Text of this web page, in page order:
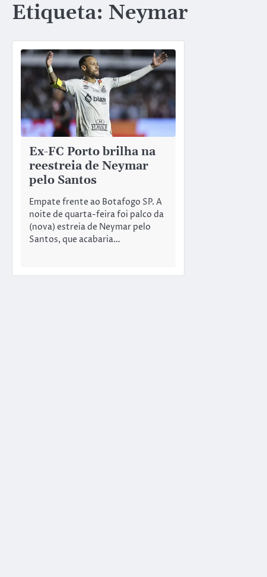
Etiqueta: Neymar
Ex-FC Porto brilha na
reestreia de Neymar
pelo Santos
Empate frente ao Botafogo SP. A
noite de quarta-feira foi palco da
(nova) estreia de Neymar pelo
Santos, que acabaria…